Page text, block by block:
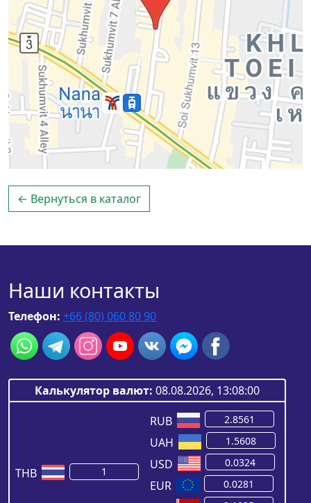
← Вернуться в каталог
Наши контакты
Телефон: +66 (80) 060 80 90
Калькулятор валют: 08.08.2026, 13:08:00
THB
RUB
UAH
USD
EUR